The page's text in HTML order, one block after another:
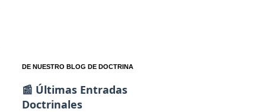
DE NUESTRO BLOG DE DOCTRINA
📰 Últimas Entradas
Doctrinales